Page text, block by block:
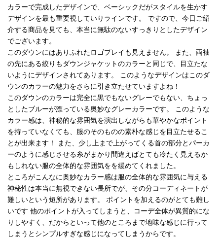
カラーで完成したデザインで、ベーシックだがスタイルを生かす
デザインを最も重要視していりラインです。 ですので、今日ご紹
介する商品を見ても、本当に無駄のないすっきりとしたデザイン
でございます。
このダウンにはありふれたロゴプレイも見えません。 また、両袖
の先にある絞りもダウンジャケットのカラーと同じで、目立たな
いようにデザインされてあります。 このようなデザインはこのダ
ウンのカラーの魅力をさらに引き立たせていますよね！
このダウンのカラーは完全に黒でもないグレーでもない、ちょっ
としたブルーが漂っている奥妙なグレーカラーです。 このような
カラー感は、神秘的な雰囲気を演出しながらも華やかなポイント
を持っていなくても、服のそのものの素朴な感じを目立たせるこ
とが出来ます！ また、少し上まで上がってくる首の部分とパーカ
ーのように感じさせる糸がまかり間違えばとても冷たく見えるか
もしれない服の全体的な雰囲気をを緩めてくれました。
ところがこんなに奥妙なカラー感は服の全体的な雰囲気に与える
神秘性は本当に無視できない長所でが、その分コーディネートが
難しいという短所があります。 ポイントを加えるのがとても難し
いです 他のポイントが入ってしまうと、コーデ全体が異質的にな
りしやすく、だからといって他のところまで地味な感じに行って
しまうとシンプルすぎな感じになってしまうからです。